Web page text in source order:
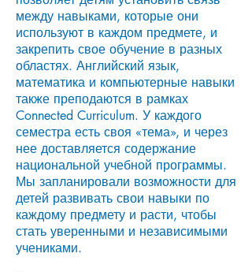
между навыками, которые они
используют в каждом предмете, и
закрепить свое обучение в разных
областях. Английский язык,
математика и компьютерные навыки
также преподаются в рамках
Connected Curriculum. У каждого
семестра есть своя «тема», и через
нее доставляется содержание
национальной учебной программы.
Мы запланировали возможности для
детей развивать свои навыки по
каждому предмету и расти, чтобы
стать уверенными и независимыми
учениками.